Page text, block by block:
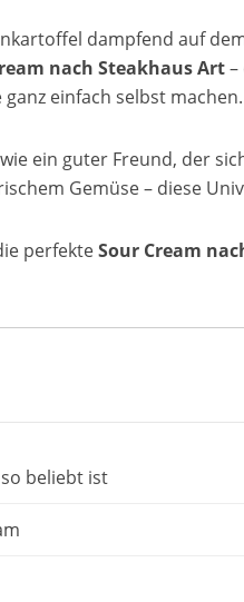
dampfend auf
nach Steakhaus Art–
einfach selbst machen.
ein guter Freund, der
Gemüse – diese
perfekteSour Cream
beliebt ist